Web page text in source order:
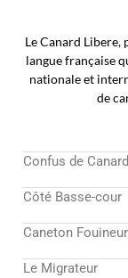
Le Canard
langue française
nationale et
de
Confus de Canard
Côté Basse-cour
Caneton Fouineur
Le Migrateur